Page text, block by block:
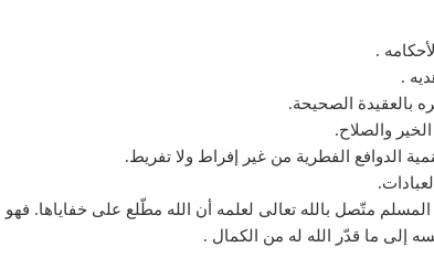
.
.
بالعقيدة الصحيحة.
والصلاح.
الدوافع الفطرية من غير إفراط ولا تفريط.
متّصل بالله تعالى لعلمه أن الله مطّلع على خفاياها. فهو
إلى ما قدّر الله له من الكمال .